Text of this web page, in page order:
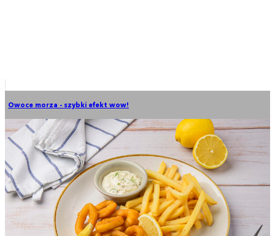
Owoce morza - szybki efekt wow!